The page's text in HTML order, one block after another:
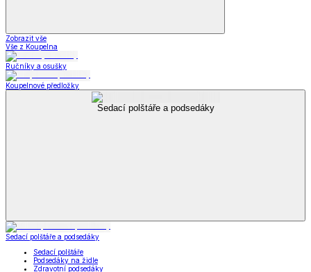
Zobrazit vše
Vše z Koupelna
Ručníky a osušky
Koupelnové předložky
Sedací polštáře a podsedáky
Sedací polštáře a podsedáky
Sedací polštáře
Podsedáky na židle
Zdravotní podsedáky